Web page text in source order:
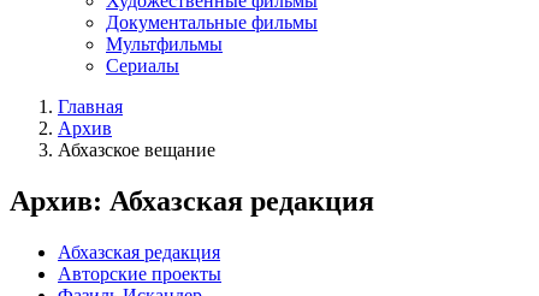
Документальные фильмы
Мультфильмы
Сериалы
Главная
Архив
Абхазское вещание
Архив: Абхазская редакция
Абхазская редакция
Авторские проекты